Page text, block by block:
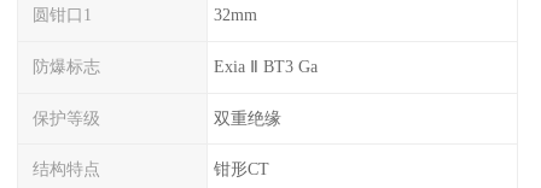
圆钳口1 32mm
防爆标志 Exia Ⅱ BT3 Ga
保护等级 双重绝缘
结构特点 钳形CT